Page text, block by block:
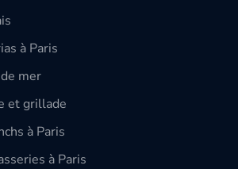
à Paris
mer
et grillade
à Paris
à Paris